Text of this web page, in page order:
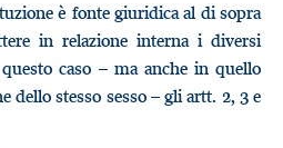
è fonte giuridica al di sopra
in relazione interna i diversi
caso – ma anche in quello
dello stesso sesso – gli artt. 2, 3 e